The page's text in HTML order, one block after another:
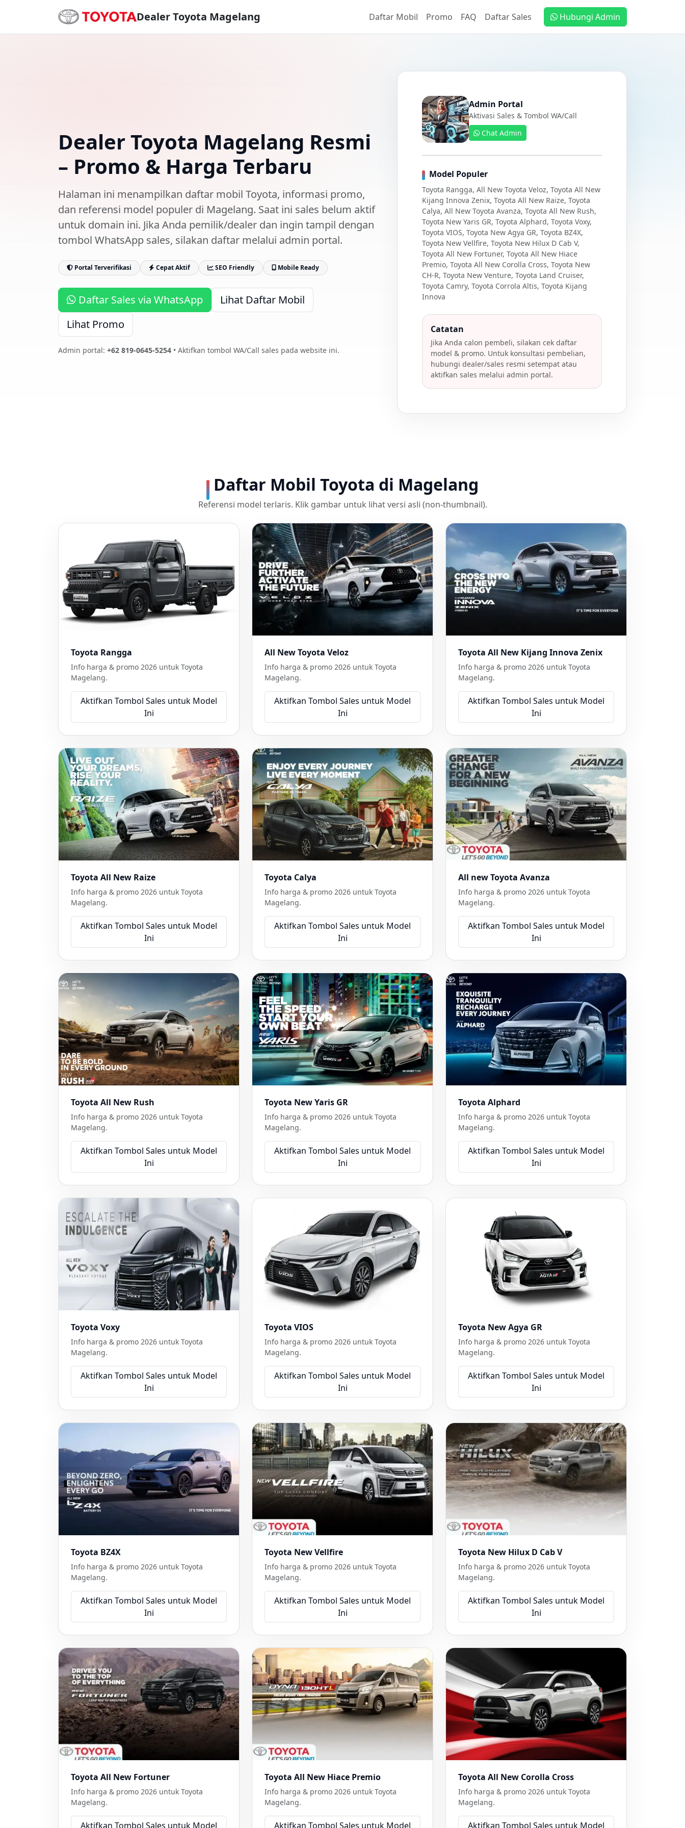
Dealer Toyota Magelang Daftar Mobil Promo FAQ Daftar Sales Hubungi Admin
Dealer Toyota Magelang Resmi
– Promo & Harga Terbaru
Halaman ini menampilkan daftar mobil Toyota, informasi promo,
dan referensi model populer di Magelang. Saat ini sales belum aktif
untuk domain ini. Jika Anda pemilik/dealer dan ingin tampil dengan
tombol WhatsApp sales, silakan daftar melalui admin portal.
Portal Terverifikasi Cepat Aktif SEO Friendly Mobile Ready
Daftar Sales via WhatsApp
Lihat Daftar Mobil
Lihat Promo
Admin portal: +62 819-0645-5254 • Aktifkan tombol WA/Call sales pada website ini.
Admin Portal
Aktivasi Sales & Tombol WA/Call
Chat Admin
Model Populer
Toyota Rangga, All New Toyota Veloz, Toyota All New
Kijang Innova Zenix, Toyota All New Raize, Toyota
Calya, All New Toyota Avanza, Toyota All New Rush,
Toyota New Yaris GR, Toyota Alphard, Toyota Voxy,
Toyota VIOS, Toyota New Agya GR, Toyota BZ4X,
Toyota New Vellfire, Toyota New Hilux D Cab V,
Toyota All New Fortuner, Toyota All New Hiace
Premio, Toyota All New Corolla Cross, Toyota New
CH-R, Toyota New Venture, Toyota Land Cruiser,
Toyota Camry, Toyota Corrola Altis, Toyota Kijang
Innova
Catatan
Jika Anda calon pembeli, silakan cek daftar
model & promo. Untuk konsultasi pembelian,
hubungi dealer/sales resmi setempat atau
aktifkan sales melalui admin portal.
Daftar Mobil Toyota di Magelang
Referensi model terlaris. Klik gambar untuk lihat versi asli (non-thumbnail).
Toyota Rangga
Info harga & promo 2026 untuk Toyota
Magelang.
Aktifkan Tombol Sales untuk Model
Ini
All New Toyota Veloz
Info harga & promo 2026 untuk Toyota
Magelang.
Aktifkan Tombol Sales untuk Model
Ini
Toyota All New Kijang Innova Zenix
Info harga & promo 2026 untuk Toyota
Magelang.
Aktifkan Tombol Sales untuk Model
Ini
Toyota All New Raize
Info harga & promo 2026 untuk Toyota
Magelang.
Aktifkan Tombol Sales untuk Model
Ini
Toyota Calya
Info harga & promo 2026 untuk Toyota
Magelang.
Aktifkan Tombol Sales untuk Model
Ini
All new Toyota Avanza
Info harga & promo 2026 untuk Toyota
Magelang.
Aktifkan Tombol Sales untuk Model
Ini
Toyota All New Rush
Info harga & promo 2026 untuk Toyota
Magelang.
Aktifkan Tombol Sales untuk Model
Ini
Toyota New Yaris GR
Info harga & promo 2026 untuk Toyota
Magelang.
Aktifkan Tombol Sales untuk Model
Ini
Toyota Alphard
Info harga & promo 2026 untuk Toyota
Magelang.
Aktifkan Tombol Sales untuk Model
Ini
Toyota Voxy
Info harga & promo 2026 untuk Toyota
Magelang.
Aktifkan Tombol Sales untuk Model
Ini
Toyota VIOS
Info harga & promo 2026 untuk Toyota
Magelang.
Aktifkan Tombol Sales untuk Model
Ini
Toyota New Agya GR
Info harga & promo 2026 untuk Toyota
Magelang.
Aktifkan Tombol Sales untuk Model
Ini
Toyota BZ4X
Info harga & promo 2026 untuk Toyota
Magelang.
Aktifkan Tombol Sales untuk Model
Ini
Toyota New Vellfire
Info harga & promo 2026 untuk Toyota
Magelang.
Aktifkan Tombol Sales untuk Model
Ini
Toyota New Hilux D Cab V
Info harga & promo 2026 untuk Toyota
Magelang.
Aktifkan Tombol Sales untuk Model
Ini
Toyota All New Fortuner
Info harga & promo 2026 untuk Toyota
Magelang.
Aktifkan Tombol Sales untuk Model
Toyota All New Hiace Premio
Info harga & promo 2026 untuk Toyota
Magelang.
Aktifkan Tombol Sales untuk Model
Toyota All New Corolla Cross
Info harga & promo 2026 untuk Toyota
Magelang.
Aktifkan Tombol Sales untuk Model